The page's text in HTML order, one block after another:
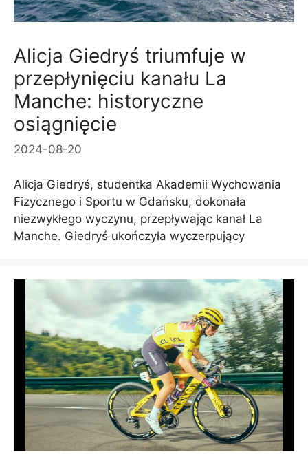
Alicja Giedryś triumfuje w
przepłynięciu kanału La
Manche: historyczne
osiągnięcie
2024-08-20
Alicja Giedryś, studentka Akademii Wychowania
Fizycznego i Sportu w Gdańsku, dokonała
niezwykłego wyczynu, przepływając kanał La
Manche. Giedryś ukończyła wyczerpujący